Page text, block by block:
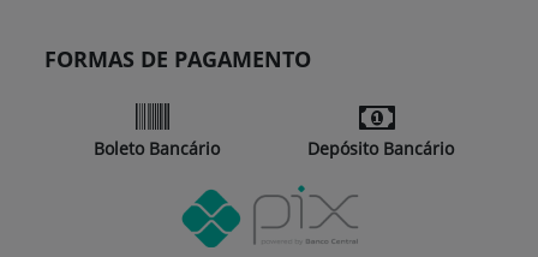
FORMAS DE PAGAMENTO
Boleto Bancário Depósito Bancário